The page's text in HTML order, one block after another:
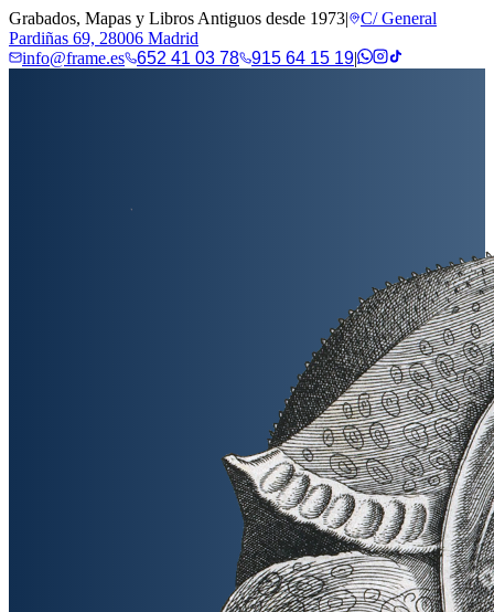
Grabados, Mapas y Libros Antiguos desde 1973|
C/ General
Pardiñas 69, 28006 Madrid
info@frame.es
652 41 03 78 915 64 15 19|